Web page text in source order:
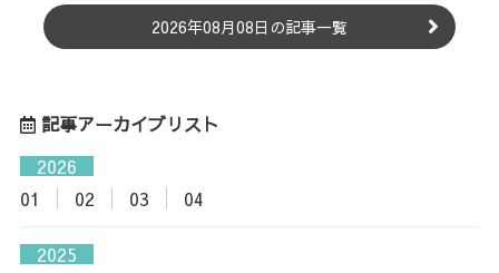
2026年08月08日の記事一覧
記事アーカイブリスト
2026
01
02 03 04
2025